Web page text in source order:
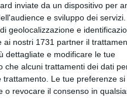
inviate da un dispositivo per
e sviluppo dei servizi.
geolocalizzazione e
ai nostri 1731 partner il
dettagliate e modificare le tue
che alcuni trattamenti dei dati
Le tue preferenze si
o revocare il consenso in